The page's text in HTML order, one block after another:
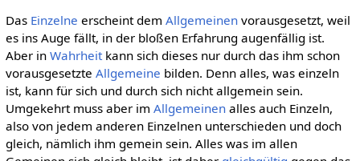
Das Einzelne erscheint dem Allgemeinenvorausgesetzt, weil
es ins Auge fällt, in der bloßen Erfahrung augenfällig ist.
Aber in Wahrheitkann sich dieses nur durch das ihm schon
vorausgesetzte Allgemeine bilden. Denn alles, was einzeln
ist, kann für sich und durch sich nicht allgemein sein.
Umgekehrt muss aber im Allgemeinenalles auch Einzeln,
also von jedem anderen Einzelnen unterschieden und doch
gleich, nämlich ihm gemein sein. Alles was im allen